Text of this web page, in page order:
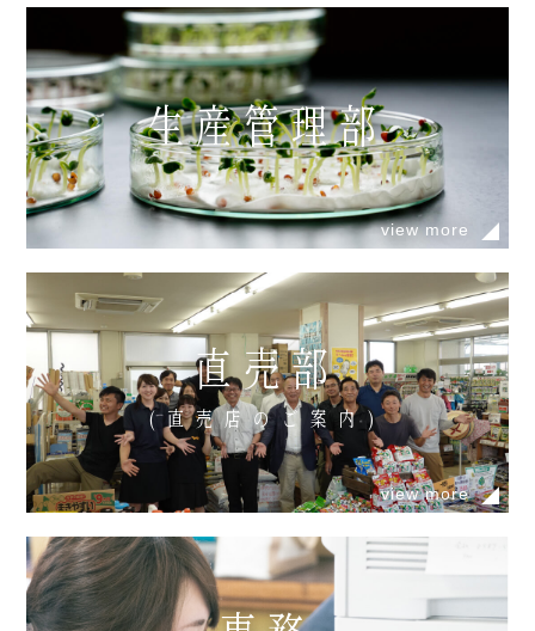
生産管理部
view more
直売部
(直売店のご案内)
view more